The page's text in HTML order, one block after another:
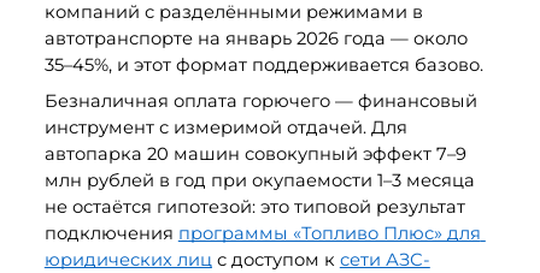
компаний с разделёнными режимами в
автотранспорте на январь 2026 года — около
35–45%, и этот формат поддерживается базово.
Безналичная оплата горючего — финансовый
инструмент с измеримой отдачей. Для
автопарка 20 машин совокупный эффект 7–9
млн рублей в год при окупаемости 1–3 месяца
не остаётся гипотезой: это типовой результат
подключения программы «Топливо Плюс» для
юридических лиц с доступом к сети АЗС-